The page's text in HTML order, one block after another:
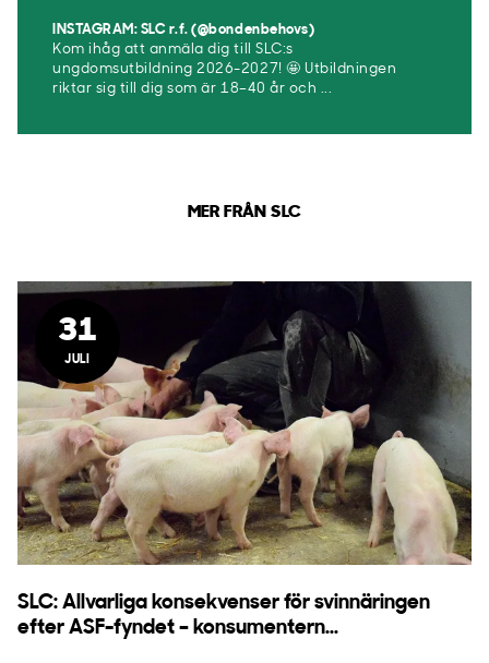
INSTAGRAM: SLC r.f. (@bondenbehovs)
Kom ihåg att anmäla dig till SLC:s
ungdomsutbildning 2026-2027! 🤩 Utbildningen
riktar sig till dig som är 18–40 år och ...
MER FRÅN SLC
31
JULI
SLC: Allvarliga konsekvenser för svinnäringen
efter ASF-fyndet – konsumentern...